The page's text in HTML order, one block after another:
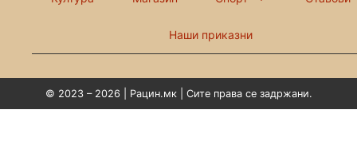
Наши приказни
© 2023 – 2026 | Рацин.мк | Сите права се задржани.